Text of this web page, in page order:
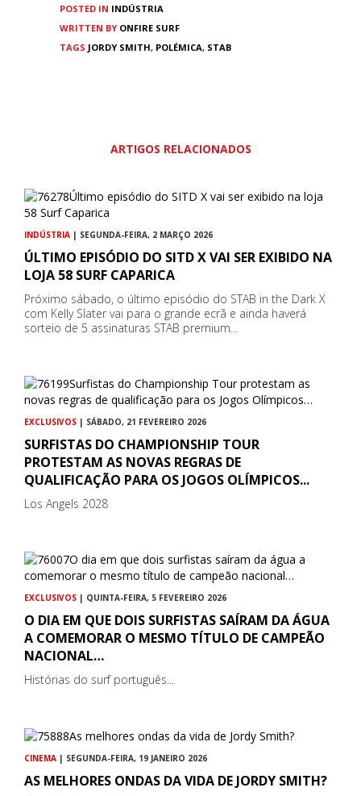
POSTED IN INDÚSTRIA
WRITTEN BY ONFIRE SURF
TAGS JORDY SMITH, POLÉMICA, STAB
ARTIGOS RELACIONADOS
INDÚSTRIA | SEGUNDA-FEIRA, 2 MARÇO 2026
ÚLTIMO EPISÓDIO DO SITD X VAI SER EXIBIDO NA
LOJA 58 SURF CAPARICA
Próximo sábado, o último episódio do STAB in the Dark X
com Kelly Slater vai para o grande ecrã e ainda haverá
sorteio de 5 assinaturas STAB premium...
EXCLUSIVOS | SÁBADO, 21 FEVEREIRO 2026
SURFISTAS DO CHAMPIONSHIP TOUR
PROTESTAM AS NOVAS REGRAS DE
QUALIFICAÇÃO PARA OS JOGOS OLÍMPICOS...
Los Angels 2028
EXCLUSIVOS | QUINTA-FEIRA, 5 FEVEREIRO 2026
O DIA EM QUE DOIS SURFISTAS SAÍRAM DA ÁGUA
A COMEMORAR O MESMO TÍTULO DE CAMPEÃO
NACIONAL…
Histórias do surf português...
CINEMA | SEGUNDA-FEIRA, 19 JANEIRO 2026
AS MELHORES ONDAS DA VIDA DE JORDY SMITH?